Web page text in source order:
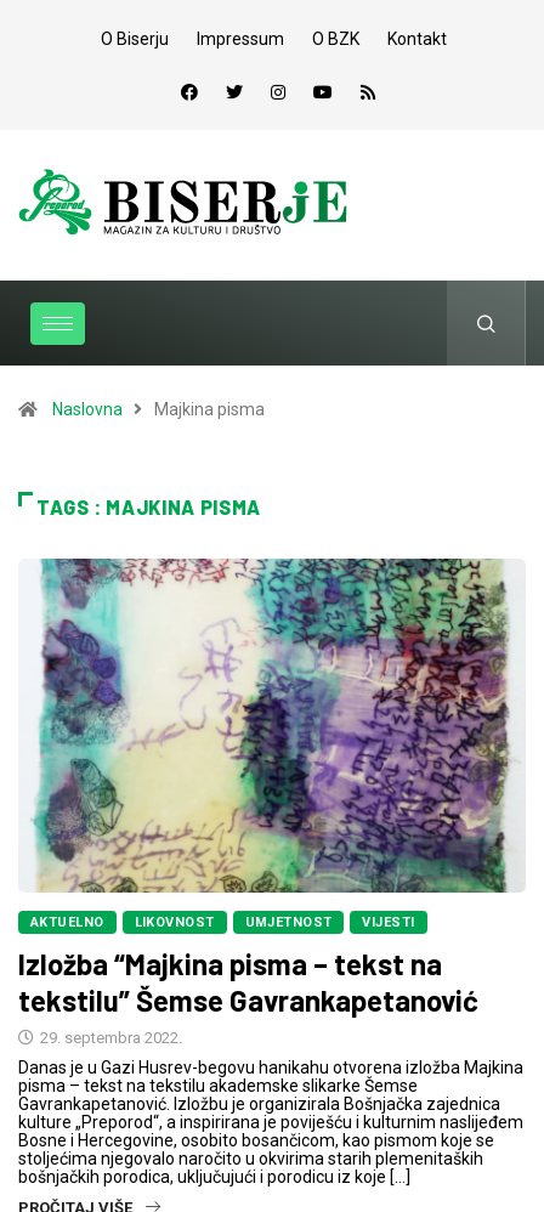
O Biserju Impressum O BZK Kontakt
Naslovna Majkina pisma
TAGS : MAJKINA PISMA
AKTUELNO LIKOVNOST UMJETNOST VIJESTI
Izložba “Majkina pisma – tekst na
tekstilu” Šemse Gavrankapetanović
29. septembra 2022.
Danas je u Gazi Husrev-begovu hanikahu otvorena izložba Majkina
pisma – tekst na tekstilu akademske slikarke Šemse
Gavrankapetanović. Izložbu je organizirala Bošnjačka zajednica
kulture „Preporod“, a inspirirana je poviješću i kulturnim naslijeđem
Bosne i Hercegovine, osobito bosančicom, kao pismom koje se
stoljećima njegovalo naročito u okvirima starih plemenitaških
bošnjačkih porodica, uključujući i porodicu iz koje […]
PROČITAJ VIŠE